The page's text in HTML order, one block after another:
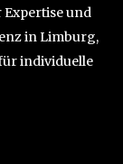
und
in Limburg,
individuelle